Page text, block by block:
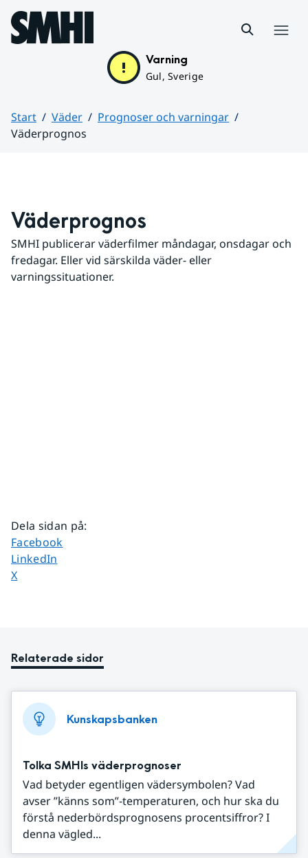
Hoppa till sidans innehåll
Varning
Gul, Sverige
Start Väder
Prognoser och varningar
Väderprognos
Väderprognos
SMHI publicerar väderfilmer måndagar, onsdagar och
fredagar. Eller vid särskilda väder- eller
varningssituationer.
Dela sidan på:
Dela sidan på
Facebook
Dela sidan på
LinkedIn
Dela sidan på
X
Relaterade sidor
Kunskapsbanken
Tolka SMHIs väderprognoser
Vad betyder egentligen vädersymbolen? Vad
avser ”känns som”-temperaturen, och hur ska du
förstå nederbördsprognosens procentsiffror? I
denna vägled...